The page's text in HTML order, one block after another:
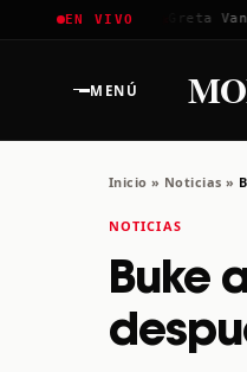
EN VIVO
Coachella 2026✱ Greta Van
MENÚ
Inicio » Noticias »
NOTICIAS
Buke